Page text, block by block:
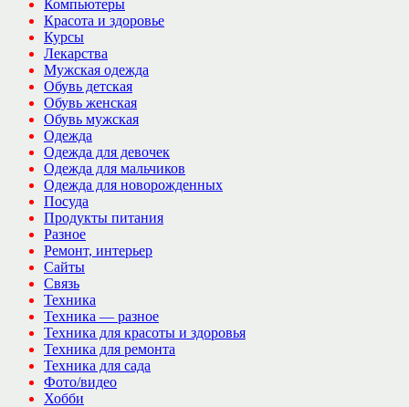
Компьютеры
Красота и здоровье
Курсы
Лекарства
Мужская одежда
Обувь детская
Обувь женская
Обувь мужская
Одежда
Одежда для девочек
Одежда для мальчиков
Одежда для новорожденных
Посуда
Продукты питания
Разное
Ремонт, интерьер
Сайты
Связь
Техника
Техника — разное
Техника для красоты и здоровья
Техника для ремонта
Техника для сада
Фото/видео
Хобби